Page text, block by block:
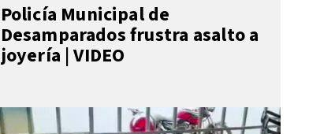
Policía Municipal de
Desamparados frustra asalto a
joyería | VIDEO